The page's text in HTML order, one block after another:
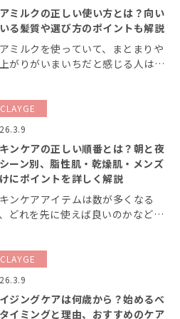
ミルクの正しい使い方とは？向い
る髪質や選び方のポイントも解説
ミルクを使っていて、まとまりや
がりがいまいちだと感じる人は、
クは製品によって配合成分や特性が
るため、自身にあったものを選ぶ
CLAYGE
ンケアの正しい順番とは？朝と夜
ーン別、脂性肌・乾燥肌・メンズ
にポイントを詳しく解説
ンケアアイテムは数が多くなる
どれを先に使えば良いのかなど順
ケアや求める仕上がり感は異なるた
スキンケアの役割を知り、正しい
CLAYGE
ジングケアは何歳から？始めるべ
イミングと理由、おすすめのケア